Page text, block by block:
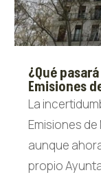
¿Qué
Emisiones
La
Emisiones
aunque
propio